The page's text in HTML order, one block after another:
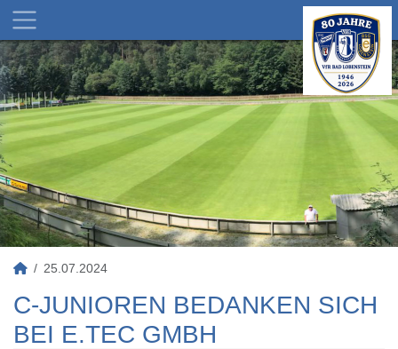
25.07.2024
C-JUNIOREN BEDANKEN SICH
BEI E.TEC GMBH